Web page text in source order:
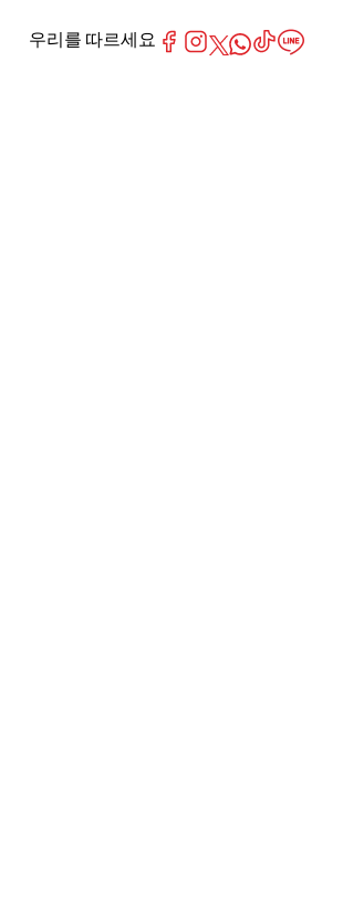
우리를 따르세요